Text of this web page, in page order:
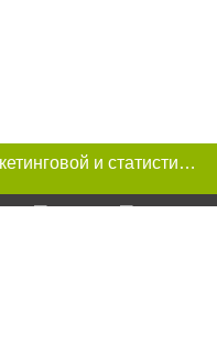
Этот сайт использует «cookies». Также сайт использует интернет-сервис для сбора технических данных касательно посетителей с целью получения маркетинговой и статистической информации. Условия обработки данных посетителей сайта см.